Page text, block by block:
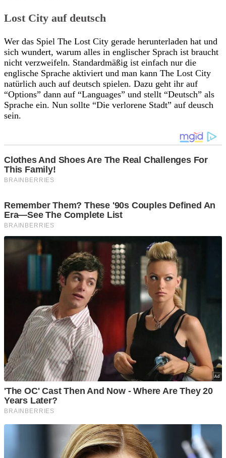
Lost City auf deutsch
Wer das Spiel The Lost City gerade herunterladen hat und
sich wundert, warum alles in englischer Sprach ist braucht
nicht verzweifeln. Standardmäßig ist einfach nur die
englische Sprache aktiviert und man kann The Lost City
natürlich auch auf deutsch spielen. Dazu geht ihr auf
“Options” dann auf “Languages” und stellt “Deutsch” als
Sprache ein. Nun sollte “Die verlorene Stadt” auf deusch
sein.